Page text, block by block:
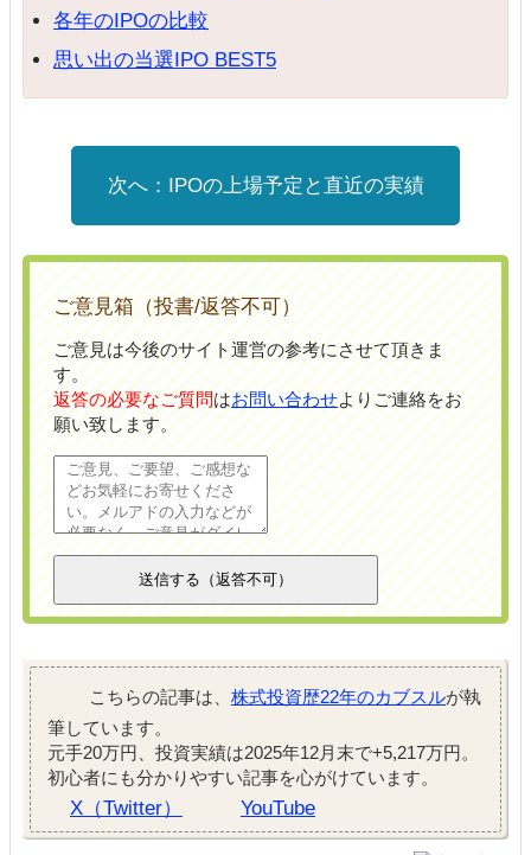
各年のIPOの比較
思い出の当選IPO BEST5
IPOの上場予定と直近の実績
ご意見箱（投書/返答不可）
ご意見は今後のサイト運営の参考にさせて頂きま
す。
返答の必要なご質問はお問い合わせよりご連絡をお
願い致します。
こちらの記事は、 株式投資歴22年のカブスルが執
筆しています。
元手20万円、投資実績は2025年12月末で+5,217万円。
初心者にも分かりやすい記事を心がけています。
X（Twitter） YouTube